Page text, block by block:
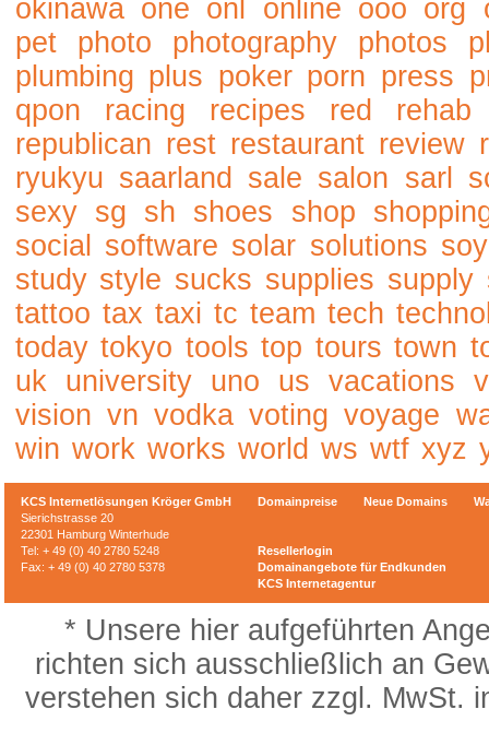
okinawa one onl online ooo org
pet
photo photography photos
plumbing plus poker porn press
qpon
racing recipes red
rehab
republican rest restaurant review
ryukyu saarland sale salon sarl
sexy sg sh shoes shop
social
software solar solutions soy
study style sucks supplies supply
tattoo tax taxi tc team tech
today tokyo tools top tours town
uk
university uno us vacations
vision vn vodka voting voyage
win work works world ws wtf xyz
KCS Internetlösungen Kröger GmbH
Sierichstrasse 20
22301 Hamburg Winterhude
Tel: + 49 (0) 40 2780 5248
Fax: + 49 (0) 40 2780 5378
Domainpreise Neue Domains
Resellerlogin
Domainangebote für Endkunden
KCS Internetagentur
* Unsere hier aufgeführten
richten sich ausschließlich an
verstehen sich daher zzgl. MwSt.